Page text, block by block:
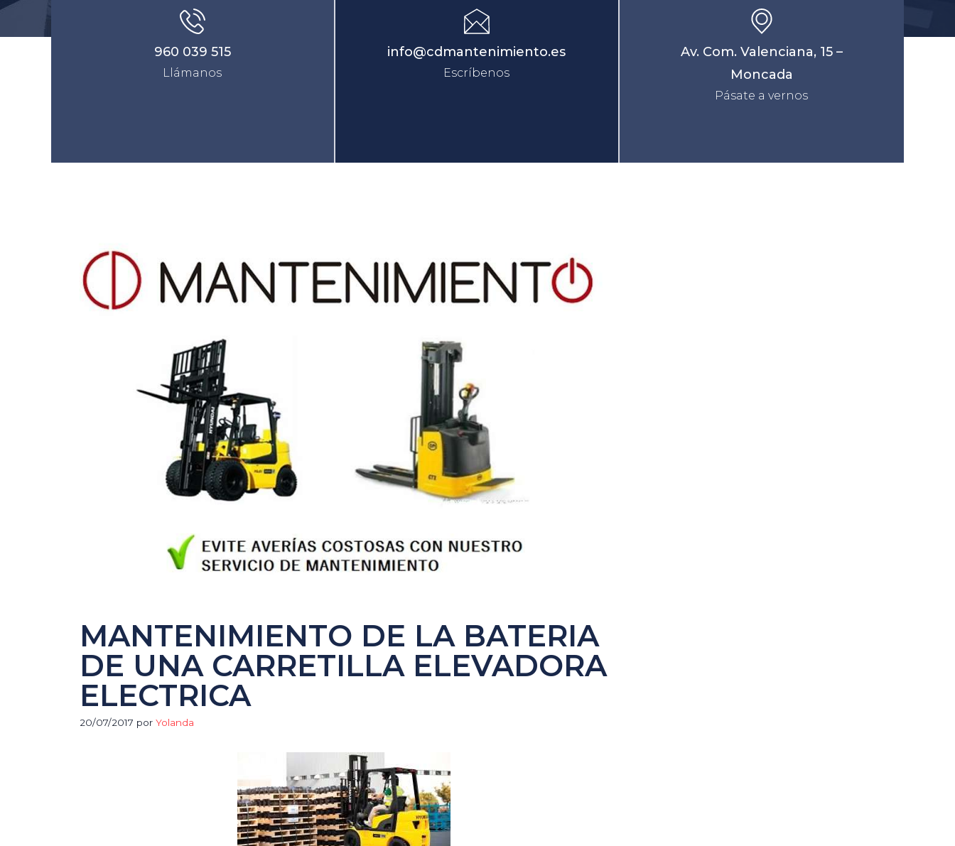
960 039 515
Llámanos
info@cdmantenimiento.es
Escríbenos
Av. Com. Valenciana, 15 –
Moncada
Pásate a vernos
MANTENIMIENTO DE LA BATERIA
DE UNA CARRETILLA ELEVADORA
ELECTRICA
20/07/2017 por Yolanda